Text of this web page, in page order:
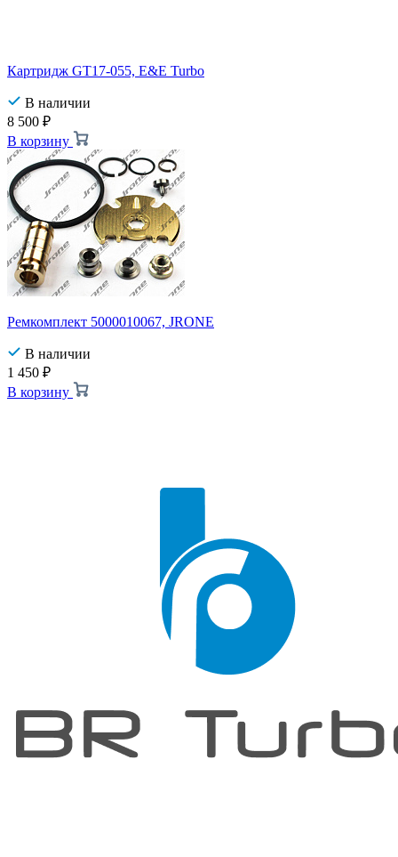
Картридж GT17-055, E&E Turbo
В наличии
8 500 ₽
В корзину
Ремкомплект 5000010067, JRONE
В наличии
1 450 ₽
В корзину